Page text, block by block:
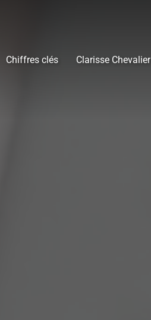
Chiffres clés Clarisse Chevalier